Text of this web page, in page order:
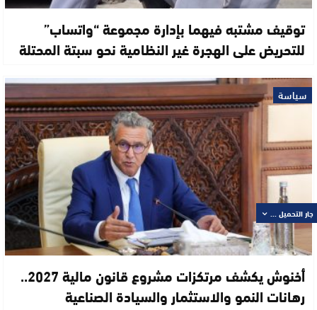
توقيف مشتبه فيهما بإدارة مجموعة “واتساب”
للتحريض على الهجرة غير النظامية نحو سبتة المحتلة
سياسة
أخنوش يكشف مرتكزات مشروع قانون مالية 2027..
رهانات النمو والاستثمار والسيادة الصناعية
جار التحميل ...